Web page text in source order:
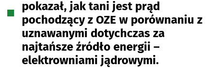
pokazał, jak tani jest prąd
pochodzący z OZE w porównaniu z
uznawanymi dotychczas za
najtańsze źródło energii –
elektrowniami jądrowymi.